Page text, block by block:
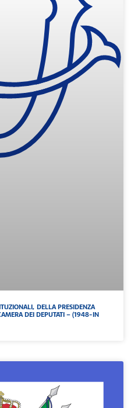
DELLA PRESIDENZA
DEI DEPUTATI – (1948-IN